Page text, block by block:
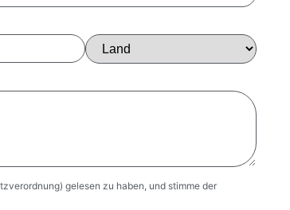
gelesen zu haben, und stimme der